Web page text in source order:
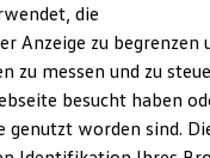
die
Anzeige zu begrenzen
zu messen und zu
besucht haben
worden sind.